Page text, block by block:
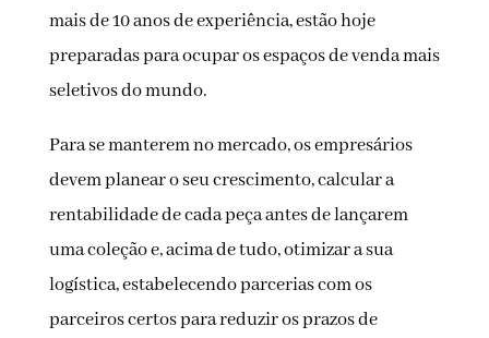
mais de 10 anos de experiência, estão hoje
preparadas para ocupar os espaços de venda mais
seletivos do mundo.
Para se manterem no mercado, os empresários
devem planear o seu crescimento, calcular a
rentabilidade de cada peça antes de lançarem
uma coleção e, acima de tudo, otimizar a sua
logística, estabelecendo parcerias com os
parceiros certos para reduzir os prazos de